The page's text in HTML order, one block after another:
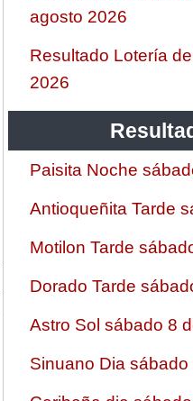
agosto 2026
Resultado Lotería
2026
Paisita Noche
Antioqueñita Tarde
Motilon Tarde
Dorado Tarde
Astro Sol sábado 8
Sinuano Dia